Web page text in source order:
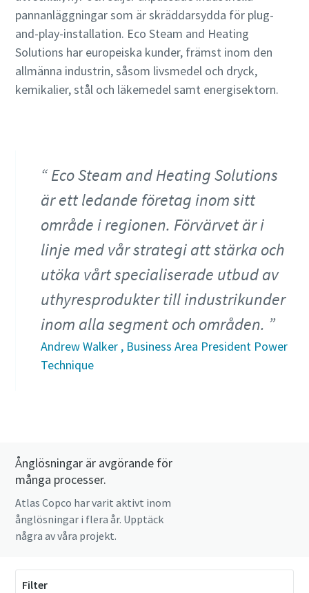
pannanläggningar som är skräddarsydda för plug-
and-play-installation. Eco Steam and Heating
Solutions har europeiska kunder, främst inom den
allmänna industrin, såsom livsmedel och dryck,
kemikalier, stål och läkemedel samt energisektorn.
Eco Steam and Heating Solutions
är ett ledande företag inom sitt
område i regionen. Förvärvet är i
linje med vår strategi att stärka och
utöka vårt specialiserade utbud av
uthyresprodukter till industrikunder
inom alla segment och områden.
Andrew Walker , Business Area President Power
Technique
Ånglösningar är avgörande för
många processer.
Atlas Copco har varit aktivt inom
ånglösningar i flera år. Upptäck
några av våra projekt.
Filter